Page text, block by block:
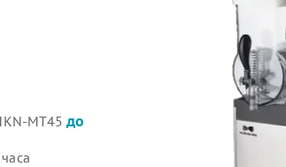
MT45до